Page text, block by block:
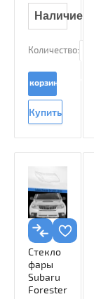
Наличие
Количество:
В корзину
Купить
в 1
Стекло
фары
Subaru
Forester